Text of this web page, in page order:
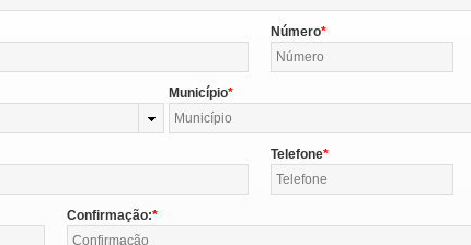
Número
Município
Telefone
Confirmação: